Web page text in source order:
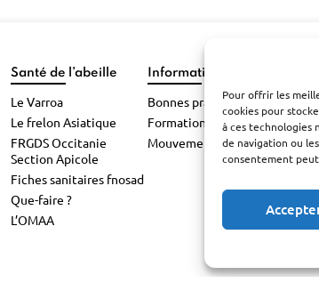
Pour offrir les
cookies pour
à ces technologies
de navigation ou
consentement
Santé de l’abeille
Le Varroa
Le frelon Asiatique
FRGDS Occitanie
Section Apicole
Fiches sanitaires fnosad
Que-faire ?
L’OMAA
Informations pratique
Bonnes pratiques
Formations
Mouvements d’abeilles
Bilan
guides